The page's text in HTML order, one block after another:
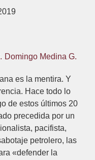
Domingo Medina G.
es la mentira. Y
Hace todo lo
de estos últimos 20
precedida por un
pacifista,
petrolero, las
«defender la